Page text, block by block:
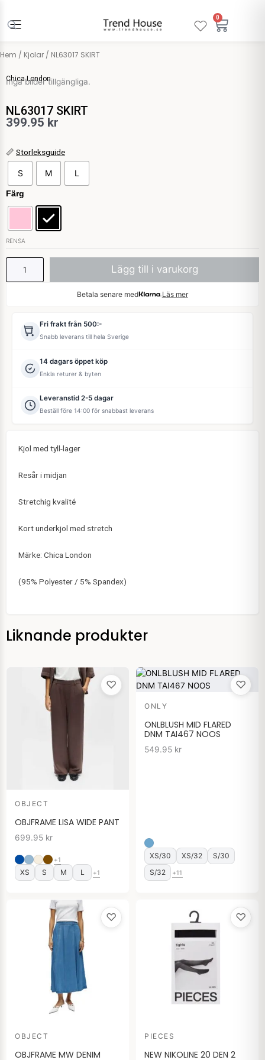
innehåll
0
Hem / Kjolar / NL63017 SKIRT
Chica London
Inga bilder tillgängliga.
NL63017 SKIRT
399.95 kr
📏 Storleksguide
S M L
Färg
RENSA
NL63017
SKIRT
mängd
Lägg till i varukorg
Betala senare med Läs mer
Fri frakt från 500:-
Snabb leverans till hela Sverige
14 dagars öppet köp
Enkla returer & byten
Leveranstid 2-5 dagar
Beställ före 14:00 för snabbast leverans
Kjol med tyll-lager
Resår i midjan
Stretchig kvalité
Kort underkjol med stretch
Märke: Chica London
(95% Polyester / 5% Spandex)
Liknande produkter
♡
OBJECT
OBJFRAME LISA WIDE PANT
699.95 kr
+1
XS S M L +1
♡
ONLY
ONLBLUSH MID FLARED
DNM TAI467 NOOS
549.95 kr
XS/30 XS/32
S/30
S/32
+11
♡
OBJECT
OBJFRAME MW DENIM
♡
PIECES
NEW NIKOLINE 20 DEN 2